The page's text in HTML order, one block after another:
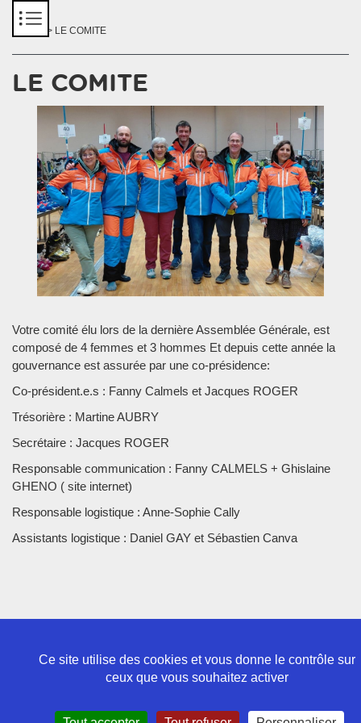
> LE COMITE
LE COMITE
Votre comité élu lors de la dernière Assemblée Générale, est
composé de 4 femmes et 3 hommes Et depuis cette année la
gouvernance est assurée par une co-présidence:
Co-président.e.s : Fanny Calmels et Jacques ROGER
Trésorière : Martine AUBRY
Secrétaire : Jacques ROGER
Responsable communication : Fanny CALMELS + Ghislaine
GHENO ( site internet)
Responsable logistique : Anne-Sophie Cally
Assistants logistique : Daniel GAY et Sébastien Canva
Politique de confidentialité
Ce site utilise des cookies et vous donne le contrôle sur
ceux que vous souhaitez activer